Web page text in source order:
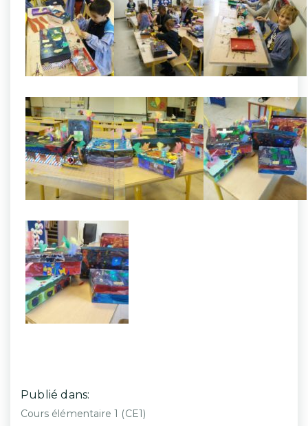
Publié dans:
Cours élémentaire 1 (CE1)